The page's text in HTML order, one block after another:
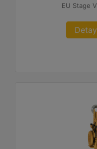
EU Stage V
Detay